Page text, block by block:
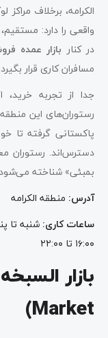
الکرامه، برخلاف
واقعی را دارد:
در کنار بازار عمده
مسافران کاری قرار بگیرد.
جدا از تجربه خرید،
رستوران‌های این
پاکستانی گرفته تا
بمبئی» شناخته
آدرس: منطقه الکرامه
ساعات کاری:
۱۶:۰۰ تا ۲۲:۰۰
Market)